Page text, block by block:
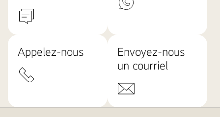
Appelez-nous
Envoyez-nous
un courriel